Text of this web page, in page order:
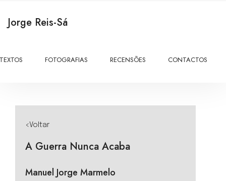
Jorge Reis-Sá
TEXTOS FOTOGRAFIAS RECENSÕES CONTACTOS
<Voltar
A Guerra Nunca Acaba
Manuel Jorge Marmelo